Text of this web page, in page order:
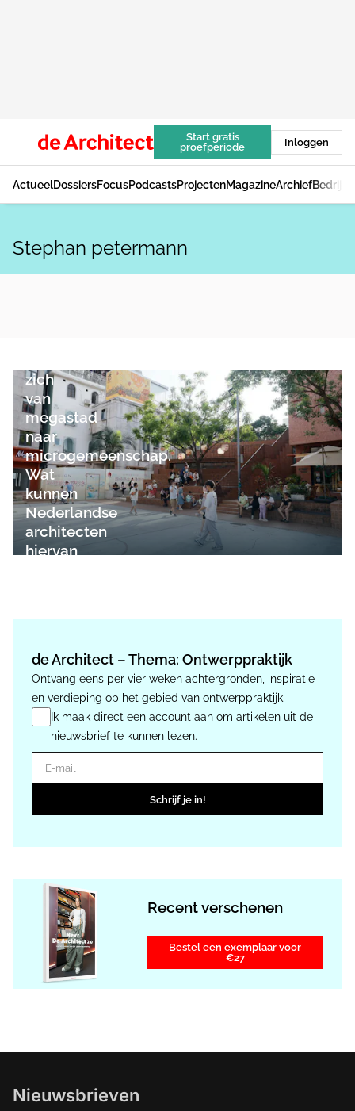
Start gratis
proefperiode
Inloggen
ActueelDossiersFocusPodcastsProjectenMagazineArchief
Stephan petermann
zich
van
megastad
naar
microgemeenschap.
Wat
kunnen
Nederlandse
architecten
hiervan
de Architect – Thema: Ontwerppraktijk
Ontvang eens per vier weken achtergronden, inspiratie
en verdieping op het gebied van ontwerppraktijk.
Ik maak direct een account aan om artikelen uit de
nieuwsbrief te kunnen lezen.
E-mail
Schrijf je in!
Recent verschenen
Bestel een exemplaar voor
€27
Nieuwsbrieven